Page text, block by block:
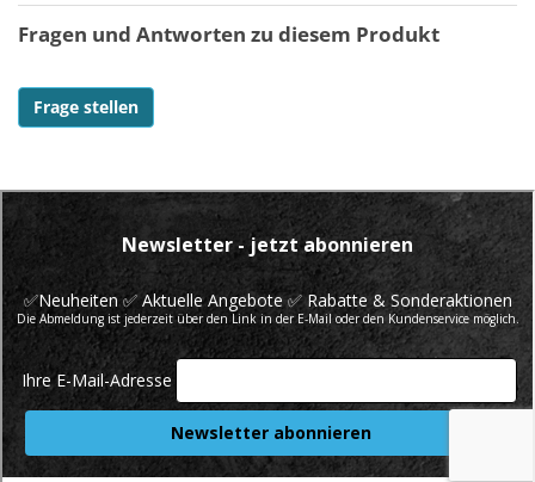
Fragen und Antworten zu diesem Produkt
Frage stellen